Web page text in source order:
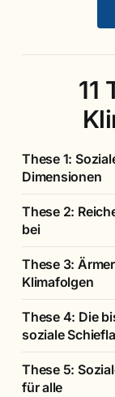
11
These 1:
Dimensionen
These 2:
bei
These 3:
Klimafolgen
These 4: Die
soziale
These 5:
für alle